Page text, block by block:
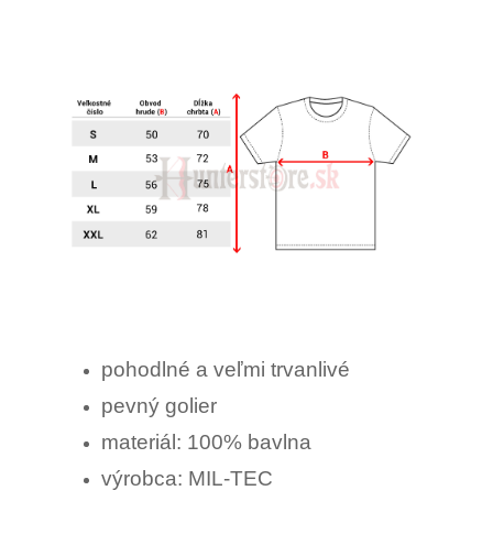
pohodlné a veľmi trvanlivé
pevný golier
materiál: 100% bavlna
výrobca: MIL-TEC